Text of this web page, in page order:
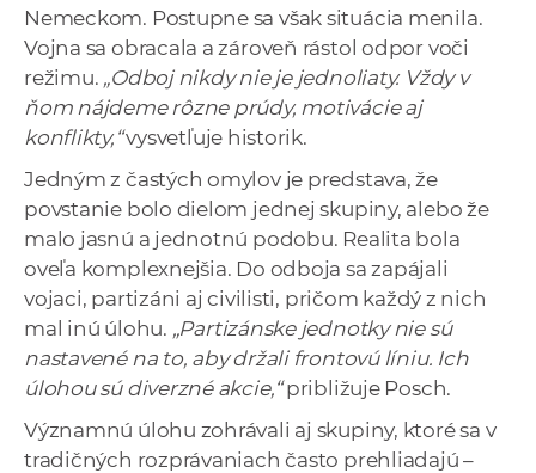
V
Nemeckom. Postupne sa však situácia menila.
Vojna sa obracala a zároveň rástol odpor voči
režimu. „Odboj nikdy nie je jednoliaty. Vždy v
ňom nájdeme rôzne prúdy, motivácie aj
konflikty,“vysvetľuje historik.
Jedným z častých omylov je predstava, že
povstanie bolo dielom jednej skupiny, alebo že
malo jasnú a jednotnú podobu. Realita bola
oveľa komplexnejšia. Do odboja sa zapájali
vojaci, partizáni aj civilisti, pričom každý z nich
mal inú úlohu. „Partizánske jednotky nie sú
nastavené na to, aby držali frontovú líniu. Ich
úlohou sú diverzné akcie,“približuje Posch.
Významnú úlohu zohrávali aj skupiny, ktoré sa v
tradičných rozprávaniach často prehliadajú –